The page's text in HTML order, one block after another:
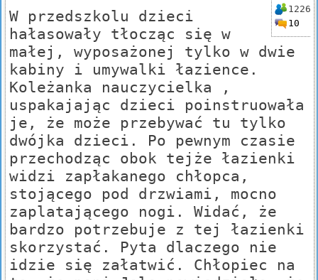
1226
10
W przedszkolu dzieci
hałasowały tłocząc się w
małej, wyposażonej tylko w dwie
kabiny i umywalki łazience.
Koleżanka nauczycielka ,
uspakajając dzieci poinstruowała
je, że może przebywać tu tylko
dwójka dzieci. Po pewnym czasie
przechodząc obok tejże łazienki
widzi zapłakanego chłopca,
stojącego pod drzwiami, mocno
zaplatającego nogi. Widać, że
bardzo potrzebuje z tej łazienki
skorzystać. Pyta dlaczego nie
idzie się załatwić. Chłopiec na